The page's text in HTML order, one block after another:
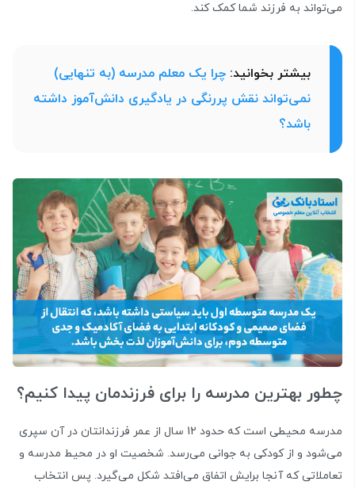
می‌تواند به فرزند شما کمک کند.
بیشتر بخوانید: چرا یک معلم مدرسه (به تنهایی)
نمی‌تواند نقش پررنگی در یادگیری دانش‌آموز داشته
باشد؟
چطور بهترین مدرسه را برای فرزندمان پیدا کنیم؟
مدرسه محیطی است که حدود 12 سال از عمر فرزندانتان در آن سپری
می‌شود و از کودکی به جوانی می‌رسد. شخصیت او در محیط مدرسه و
تعاملاتی که آنجا برایش اتفاق می‌افتد شکل می‌گیرد. پس انتخاب